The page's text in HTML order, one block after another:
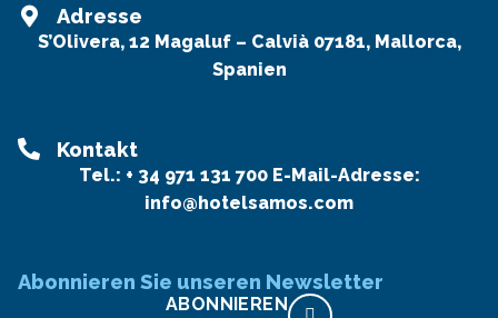
Adresse
S’Olivera, 12 Magaluf – Calvià 07181, Mallorca,
Spanien
Kontakt
Tel.: + 34 971 131 700E-Mail-Adresse:
info@hotelsamos.com
Abonnieren Sie unseren Newsletter
ABONNIEREN